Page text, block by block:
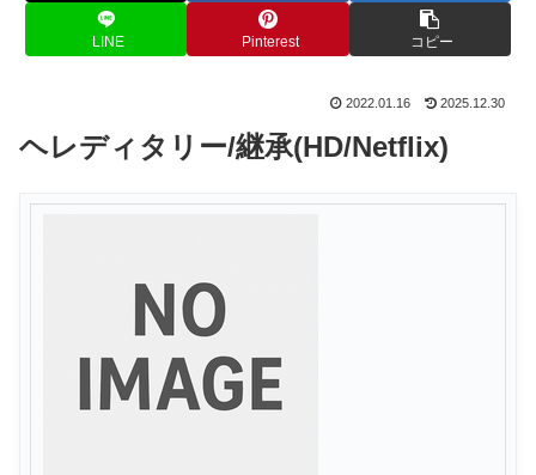
LINE Pinterest コピー
2022.01.16 2025.12.30
ヘレディタリー/継承(HD/Netflix)